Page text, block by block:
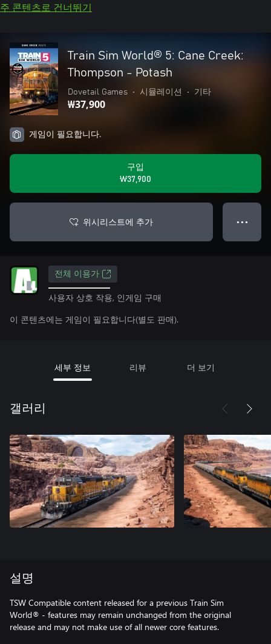
주 콘텐츠로 건너뛰기
Train Sim World® 5: Cane Creek:
Thompson - Potash
Dovetail Games • 시뮬레이션 • 기타
₩37,900
게임이 필요합니다.
구입
₩37,900
위시리스트에 추가 ● ● ●
전체 이용가
사용자 상호 작용, 인게임 구매
이 콘텐츠에는 게임이 필요합니다(별도 판매).
세부 정보 리뷰 더 보기
갤러리
설명
TSW Compatible content released for a previous Train Sim
World® - features may remain unchanged from the original
release and may not make use of all newer core features.